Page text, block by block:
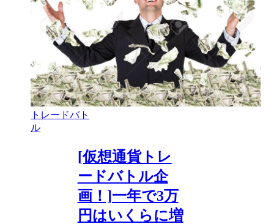
トレードバト
ル
[仮想通貨トレ
ードバトル企
画！]一年で3万
円はいくらに増